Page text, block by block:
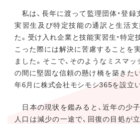
私は、長年に渡って監理団体・登録
実習生及び特定技能の通訳と生活
た。受け入れ企業と技能実習生・特定
こった際には解決に苦慮することを
ました。そこで、そのようなミスマッ
の間に堅固な信頼の懸け橋を築きた
年6月に株式会社モシモシ365を設立
日本の現状を鑑みると、近年の少
人口は減少の一途で、回復の目処が